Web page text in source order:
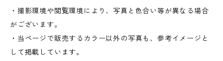
・撮影環境や閲覧環境により、写真と色合い等が異なる場合
がございます。
・当ページで販売するカラー以外の写真も、参考イメージと
して掲載しています。